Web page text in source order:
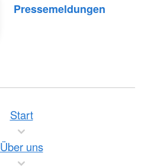
Pressemeldungen
Start
Über uns